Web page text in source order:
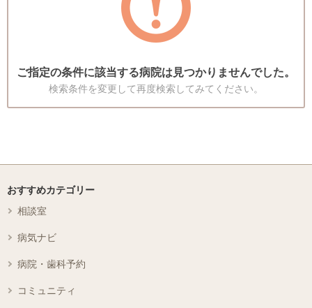
ご指定の条件に該当する病院は見つかりませんでした。
検索条件を変更して再度検索してみてください。
おすすめカテゴリー
相談室
病気ナビ
病院・歯科予約
コミュニティ